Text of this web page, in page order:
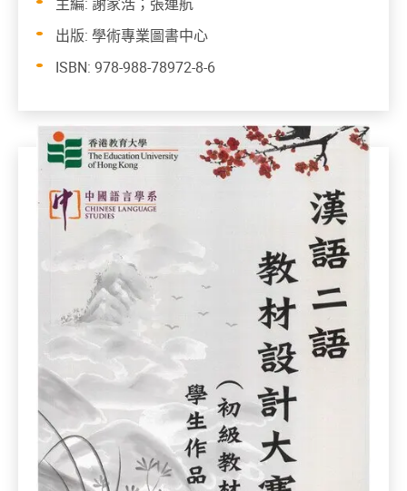
出版: 學術專業圖書中心
ISBN: 978-988-78972-8-6